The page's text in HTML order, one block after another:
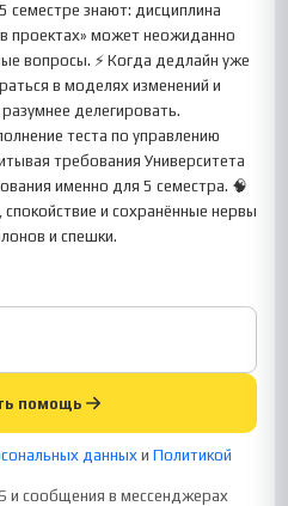
семестре знают: дисциплина
проектах» может неожиданно
вопросы. ⚡ Когда дедлайн уже
в моделях изменений и
делегировать.
теста по управлению
требования Университета
именно для 5 семестра. 🧠
и сохранённые нервы
и спешки.
помощь
данных и Политикой
и сообщения в мессенджерах